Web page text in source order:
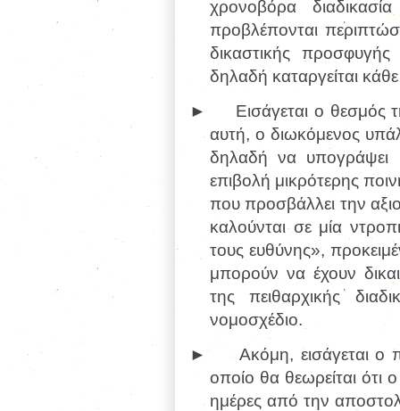
χρονοβόρα
προβλέπονται
δικαστικής
δηλαδή καταργείται
►
Εισάγεται ο θεσμός
αυτή, ο διωκόμενος
δηλαδή να υπογράψει
επιβολή μικρότερης
που προσβάλλει την
καλούνται σε μία
τους ευθύνης»,
μπορούν να έχουν
της πειθαρχικής
νομοσχέδιο.
►
Ακόμη, εισάγεται
οποίο θα θεωρείται ότι
ημέρες από την